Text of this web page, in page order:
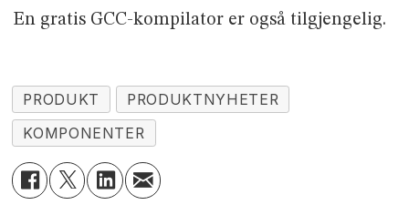
En gratis GCC-kompilator er også tilgjengelig.
PRODUKT
PRODUKTNYHETER
KOMPONENTER